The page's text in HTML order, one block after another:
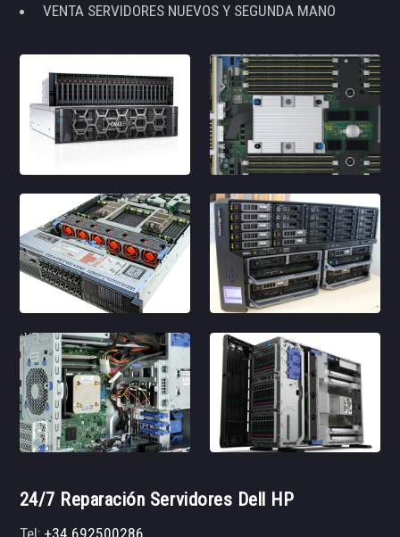
VENTA SERVIDORES NUEVOS Y SEGUNDA MANO
24/7 Reparación Servidores Dell HP
Tel:+34 692500286